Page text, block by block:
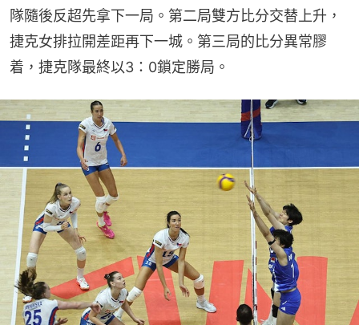
隊隨後反超先拿下一局。第二局雙方比分交替上升，
捷克女排拉開差距再下一城。第三局的比分異常膠
着，捷克隊最終以3：0鎖定勝局。